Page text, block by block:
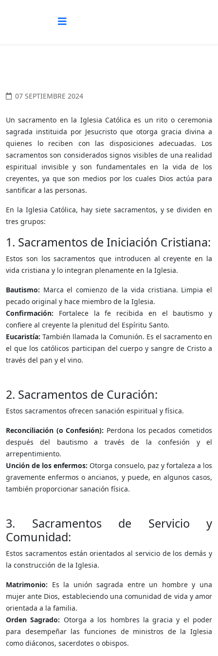
07 SEPTIEMBRE 2024
Un sacramento en la Iglesia Católica es un rito o ceremonia
sagrada instituida por Jesucristo que otorga gracia divina a
quienes lo reciben con las disposiciones adecuadas. Los
sacramentos son considerados signos visibles de una realidad
espiritual invisible y son fundamentales en la vida de los
creyentes, ya que son medios por los cuales Dios actúa para
santificar a las personas.
En la Iglesia Católica, hay siete sacramentos, y se dividen en
tres grupos:
1. Sacramentos de Iniciación Cristiana:
Estos son los sacramentos que introducen al creyente en la
vida cristiana y lo integran plenamente en la Iglesia.
Bautismo: Marca el comienzo de la vida cristiana. Limpia el
pecado original y hace miembro de la Iglesia.
Confirmación: Fortalece la fe recibida en el bautismo y
confiere al creyente la plenitud del Espíritu Santo.
Eucaristía:También llamada la Comunión. Es el sacramento en
el que los católicos participan del cuerpo y sangre de Cristo a
través del pan y el vino.
2. Sacramentos de Curación:
Estos sacramentos ofrecen sanación espiritual y física.
Reconciliación (o Confesión): Perdona los pecados cometidos
después del bautismo a través de la confesión y el
arrepentimiento.
Unción de los enfermos: Otorga consuelo, paz y fortaleza a los
gravemente enfermos o ancianos, y puede, en algunos casos,
también proporcionar sanación física.
3. Sacramentos de Servicio y
Comunidad:
Estos sacramentos están orientados al servicio de los demás y
la construcción de la Iglesia.
Matrimonio: Es la unión sagrada entre un hombre y una
mujer ante Dios, estableciendo una comunidad de vida y amor
orientada a la familia.
Orden Sagrado: Otorga a los hombres la gracia y el poder
para desempeñar las funciones de ministros de la Iglesia
como diáconos, sacerdotes o obispos.